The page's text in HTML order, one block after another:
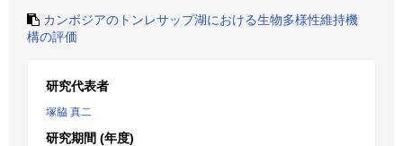
カンボジアのトンレサップ湖における生物多様性維持機
構の評価
研究代表者
塚脇 真二
研究期間 (年度)